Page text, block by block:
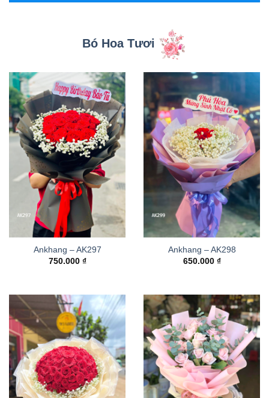
Bó Hoa Tươi
Ankhang – AK297
750.000 ₫
Ankhang – AK298
650.000 ₫